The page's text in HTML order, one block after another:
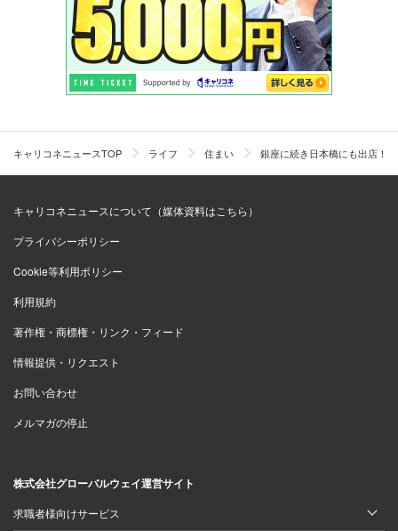
してならない。
実は進出じゃなくて、原点回帰？
トについて記してきたわけだが、最後にこれを書いておか
なくてはならない。このオーケーの出店は「進出」ではな
く実は「原点回帰」でもあるのだ。
というのも、実はオーケーの創業者である飯田勧氏は、日
本橋馬喰町で酒卸売業を営む岡永商店（明治創業で現在は
株式会社岡永となっている）の3男。この飯田勧氏が、ア
メリカに視察旅行に出た際に勢力を拡大していたスーパー
兼日本名門酒会最高顧問、次兄の飯田保氏は居酒屋チェー
ンの天狗などを運営するテンアライドの創業者、末弟の飯
キャリコネニュースTOP ライフ 住まい 銀座に続き日本橋にも出店！
キャリコネニュースについて（媒体資料はこちら）
プライバシーポリシー
Cookie等利用ポリシー
利用規約
著作権・商標権・リンク・フィード
情報提供・リクエスト
お問い合わせ
メルマガの停止
株式会社グローバルウェイ運営サイト
求職者様向けサービス